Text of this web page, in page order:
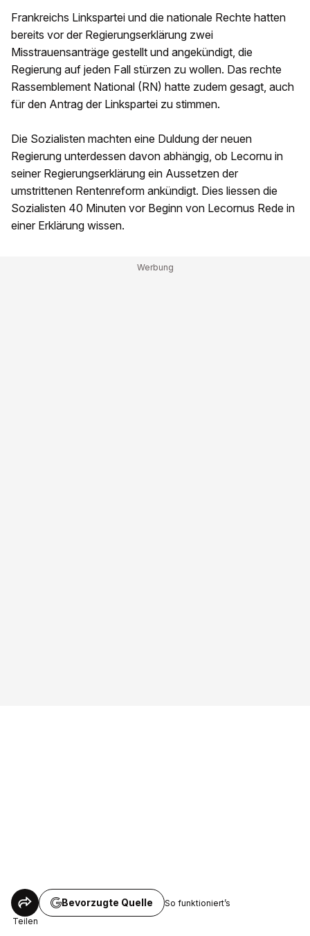
Frankreichs Linkspartei und die nationale Rechte hatten
bereits vor der Regierungserklärung zwei
Misstrauensanträge gestellt und angekündigt, die
Regierung auf jeden Fall stürzen zu wollen. Das rechte
Rassemblement National (RN) hatte zudem gesagt, auch
für den Antrag der Linkspartei zu stimmen.
Die Sozialisten machten eine Duldung der neuen
Regierung unterdessen davon abhängig, ob Lecornu in
seiner Regierungserklärung ein Aussetzen der
umstrittenen Rentenreform ankündigt. Dies liessen die
Sozialisten 40 Minuten vor Beginn von Lecornus Rede in
einer Erklärung wissen.
Teilen
Bevorzugte Quelle So funktioniert’s